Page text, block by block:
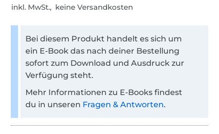
inkl. MwSt., keine Versandkosten
Bei diesem Produkt handelt es sich um
ein E-Book das nach deiner Bestellung
sofort zum Download und Ausdruck zur
Verfügung steht.
Mehr Informationen zu E-Books findest
du in unseren Fragen & Antworten.